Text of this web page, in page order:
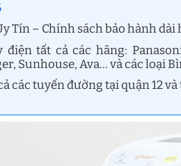
Tín – Chính sách bảo hành dài
tất cả các hãng:
Sunhouse, Ava… và các loại
các tuyến đường tại quận 12